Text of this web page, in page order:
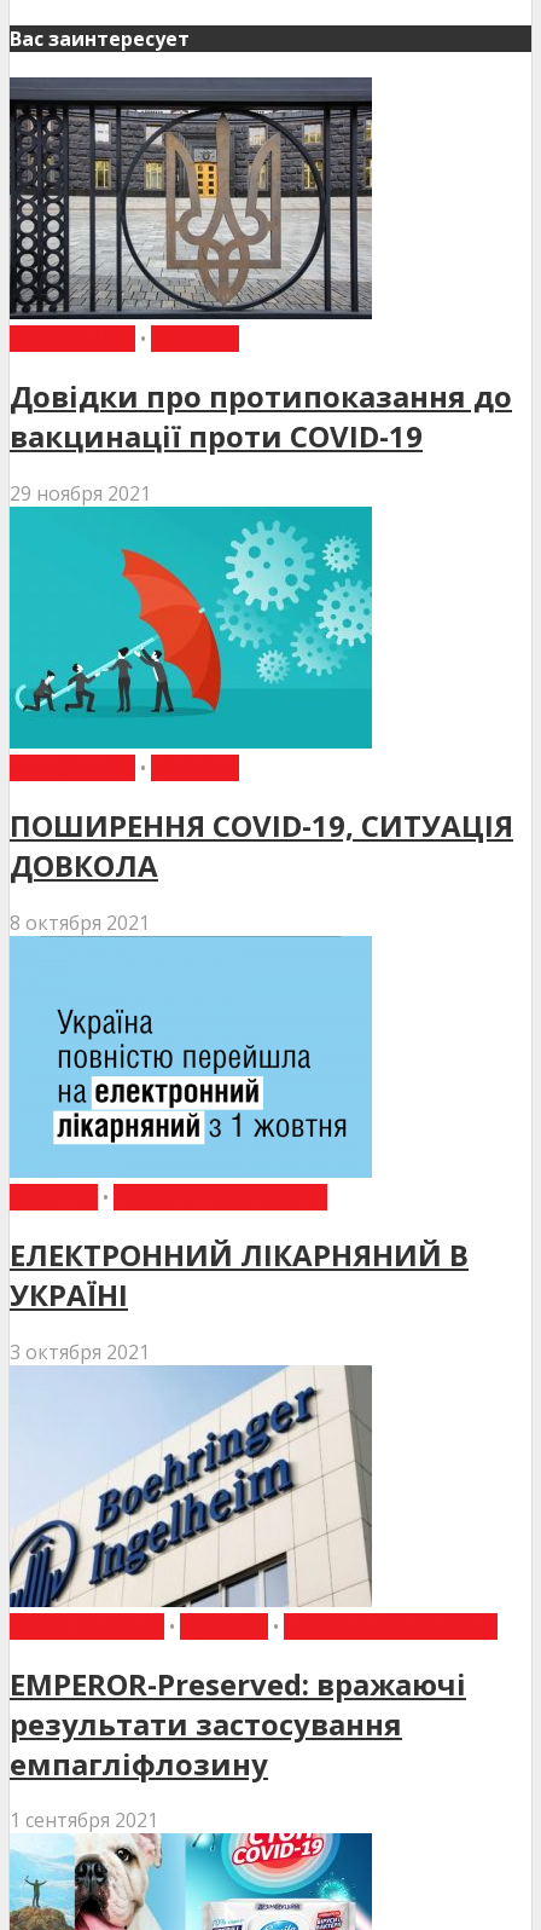
Вас заинтересует
•
Довідки про протипоказання до
вакцинації проти COVID-19
29 ноября 2021
•
ПОШИРЕННЯ COVID-19, СИТУАЦІЯ
ДОВКОЛА
8 октября 2021
•
ЕЛЕКТРОННИЙ ЛІКАРНЯНИЙ В
УКРАЇНІ
3 октября 2021
• •
EMPEROR-Preserved: вражаючі
результати застосування
емпагліфлозину
1 сентября 2021